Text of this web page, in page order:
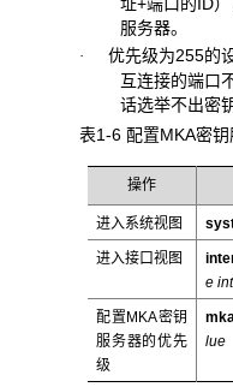
址+端口的ID
服务器。
· 优先级为255的设
互连接的端口
话选举不出密
表1-6 配置MKA密
操作
进入系统视图
进入接口视图
e
配置MKA密钥
服务器的优先
级
lue